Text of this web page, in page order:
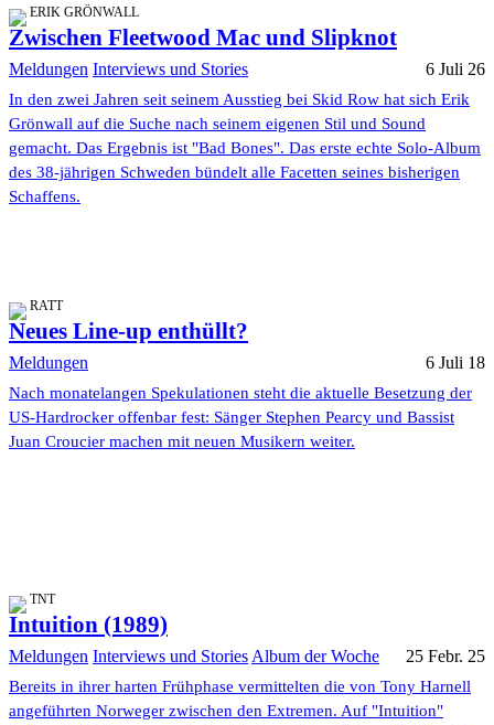
ERIK GRÖNWALL
Zwischen Fleetwood Mac und Slipknot
Meldungen Interviews und Stories 6 Juli 26
In den zwei Jahren seit seinem Ausstieg bei Skid Row hat sich Erik
Grönwall auf die Suche nach seinem eigenen Stil und Sound
gemacht. Das Ergebnis ist "Bad Bones". Das erste echte Solo-Album
des 38-jährigen Schweden bündelt alle Facetten seines bisherigen
Schaffens.
RATT
Neues Line-up enthüllt?
Meldungen 6 Juli 18
Nach monatelangen Spekulationen steht die aktuelle Besetzung der
US-Hardrocker offenbar fest: Sänger Stephen Pearcy und Bassist
Juan Croucier machen mit neuen Musikern weiter.
TNT
Intuition (1989)
Meldungen Interviews und StoriesAlbum der Woche 25 Febr. 25
Bereits in ihrer harten Frühphase vermittelten die von Tony Harnell
angeführten Norweger zwischen den Extremen. Auf "Intuition"